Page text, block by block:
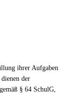
ihrer Aufgaben
der
§ 64 SchulG,